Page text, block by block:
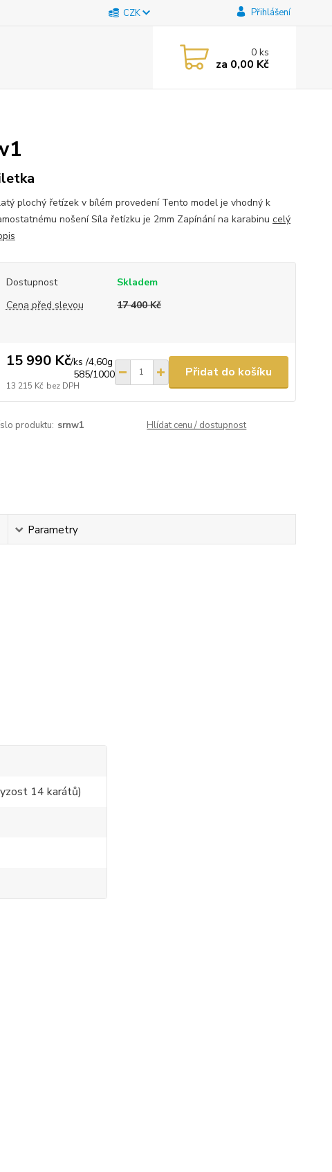
CZK Přihlášení
0ks
za 0,00 Kč
plochý řetízek v bílém provedení Tento model je vhodný k
nošení Síla řetízku je 2mm Zapínání na karabinu celý
Dostupnost
Skladem
Cena před slevou
17 400 Kč
15 990 Kč/ks /4,60g
585/1000
13 215 Kč bez DPH
Přidat do košíku
produktu: srnw1 Hlídat cenu / dostupnost
Parametry
14 karátů)